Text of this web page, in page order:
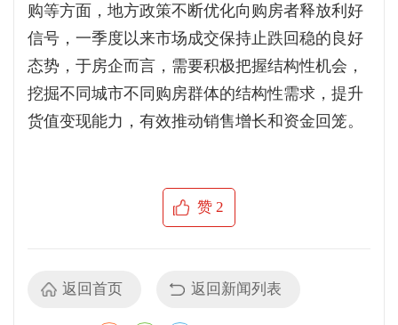
购等方面，地方政策不断优化向购房者释放利好
信号，一季度以来市场成交保持止跌回稳的良好
态势，于房企而言，需要积极把握结构性机会，
挖掘不同城市不同购房群体的结构性需求，提升
货值变现能力，有效推动销售增长和资金回笼。
赞2
返回首页 返回新闻列表